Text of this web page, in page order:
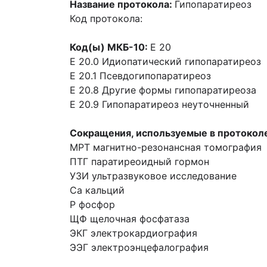
Название протокола: Гипопаратиреоз
Код протокола:
Код(ы) МКБ-10: Е 20
Е 20.0 Идиопатический гипопаратиреоз
Е 20.1 Псевдогипопаратиреоз
Е 20.8 Другие формы гипопаратиреоза
Е 20.9 Гипопаратиреоз неуточненный
Сокращения, используемые в
МРТ магнитно-резонансная томография
ПТГ паратиреоидный гормон
УЗИ ультразвуковое исследование
Са кальций
Р фосфор
ЩФ щелочная фосфатаза
ЭКГ электрокардиография
ЭЭГ электроэнцефалография